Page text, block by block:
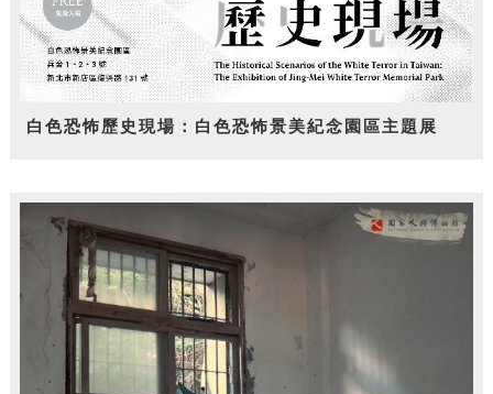
白色恐怖歷史現場：白色恐怖景美紀念園區主題展